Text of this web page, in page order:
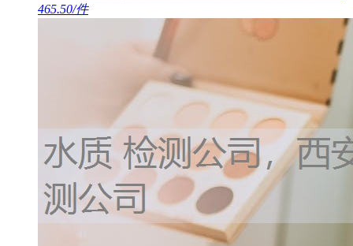
465.50/件